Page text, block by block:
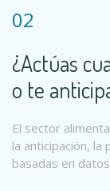
02
¿Actúas
o te
El sector
la anticipación,
basadas en datos